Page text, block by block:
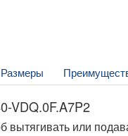
Размеры
VDQ.0F.A7P2
или